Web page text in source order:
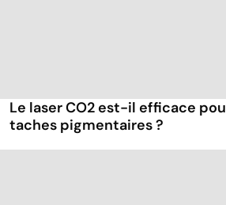
Le laser CO2 est-il efficace
taches pigmentaires ?